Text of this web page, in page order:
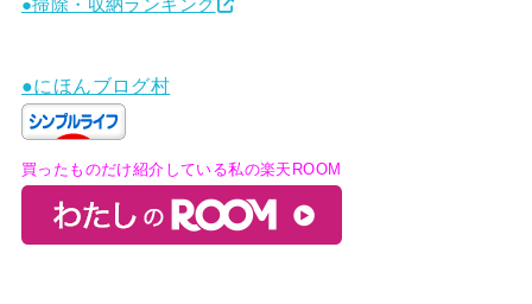
●掃除・収納ランキング
●にほんブログ村
買ったものだけ紹介している私の楽天ROOM